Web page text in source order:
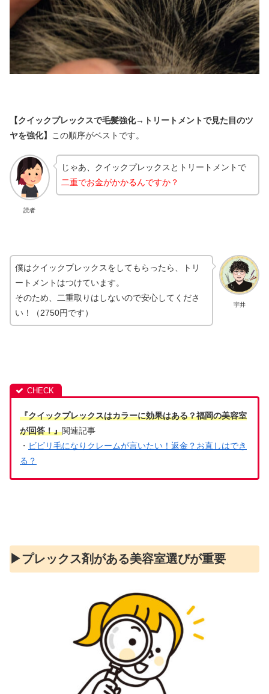
【クイックプレックスで毛髪強化→トリートメントで見た目のツ
ヤを強化】
この順序がベストです。
読者
じゃあ、クイックプレックスとトリートメントで
二重でお金がかかるんですか？
宇井
僕はクイックプレックスをしてもらったら、トリ
ートメントはつけています。
そのため、二重取りはしないので安心してくださ
い！（2750円です）
『クイックプレックスはカラーに効果はある？福岡の美容室
が回答！』関連記事
・ ビビリ毛になりクレームが言いたい！返金？お直しはでき
る？
▶︎プレックス剤がある美容室選びが重要